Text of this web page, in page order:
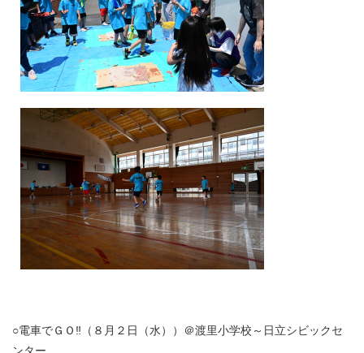
○電車でＧＯ‼（８月２日（水））＠渡里小学校～日立シビックセ